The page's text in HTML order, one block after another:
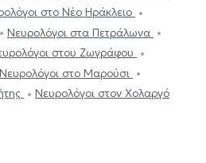
στο Νέο Ηράκλειο
Νευρολόγοι στα Πετράλωνα
στου Ζωγράφου
Νευρολόγοι στο Μαρούσι
Νευρολόγοι στον Χολαργό